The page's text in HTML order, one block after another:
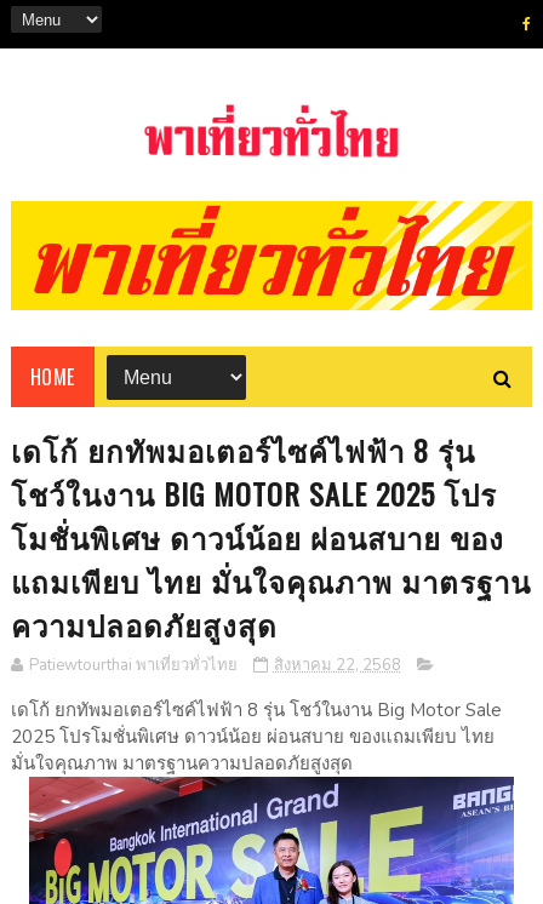
HOME
เดโก้ ยกทัพมอเตอร์ไซค์ไฟฟ้า 8 รุ่น
โชว์ในงาน BIG MOTOR SALE 2025 โปร
โมชั่นพิเศษ ดาวน์น้อย ผ่อนสบาย ของ
แถมเพียบ ไทย มั่นใจคุณภาพ มาตรฐาน
ความปลอดภัยสูงสุด
Patiewtourthai พาเที่ยวทั่วไทย สิงหาคม 22, 2568
เดโก้ ยกทัพมอเตอร์ไซค์ไฟฟ้า 8 รุ่น โชว์ในงาน Big Motor Sale
2025 โปรโมชั่นพิเศษ ดาวน์น้อย ผ่อนสบาย ของแถมเพียบ ไทย
มั่นใจคุณภาพ มาตรฐานความปลอดภัยสูงสุด